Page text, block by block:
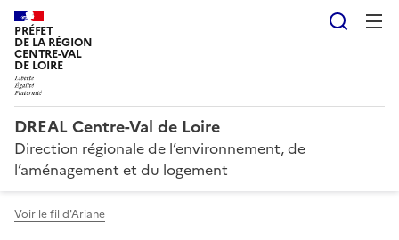
PRÉFET
DE LA RÉGION
CENTRE-VAL
DE LOIRE
DREAL Centre-Val de Loire
Direction régionale de l’environnement, de
l’aménagement et du logement
Voir le fil d'Ariane